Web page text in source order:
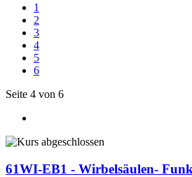
1
2
3
4
5
6
Seite 4 von 6
61WI-EB1 - Wirbelsäulen-